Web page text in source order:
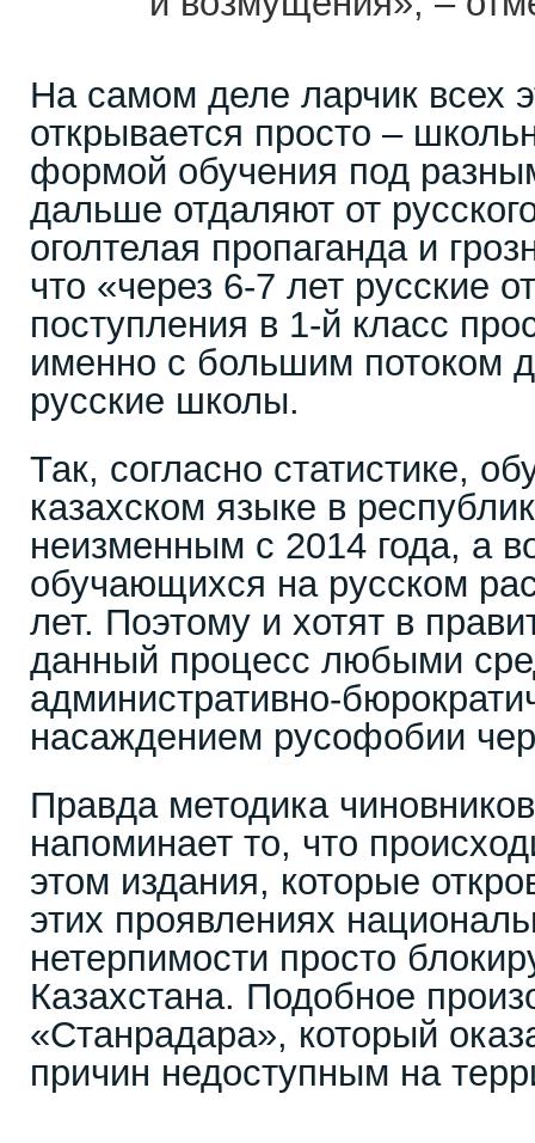
На самом деле ларчик всех
открывается просто –
формой обучения под
дальше отдаляют от
оголтелая пропаганда и
что «через 6-7 лет русские
поступления в 1-й класс
именно с большим потоком
русские школы.
Так, согласно статистике,
казахском языке в
неизменным с 2014 года, а
обучающихся на русском
лет. Поэтому и хотят в
данный процесс любыми
административно-
насаждением русофобии
Правда методика
напоминает то, что
этом издания, которые
этих проявлениях
нетерпимости просто
Казахстана. Подобное
«Станрадара», который
причин недоступным на